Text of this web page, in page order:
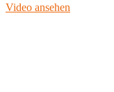
Video ansehen